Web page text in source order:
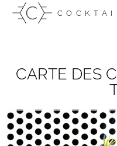
CARTE DES